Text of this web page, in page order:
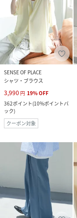
SENSE OF PLACE
シャツ・ブラウス
3,990 円 19%OFF
362ポイント(10%ポイントバ
ック)
クーポン対象